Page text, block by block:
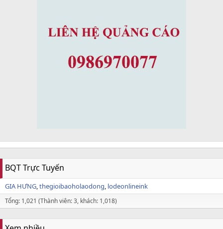
BQT Trực Tuyến
GIA HƯNG thegioibaoholaodong lodeonlineink
Tổng: 1,021 (Thành viên: 3, khách: 1,018)